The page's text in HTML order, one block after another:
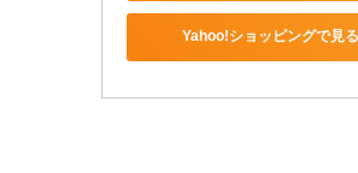
Yahoo!ショッピングで見る